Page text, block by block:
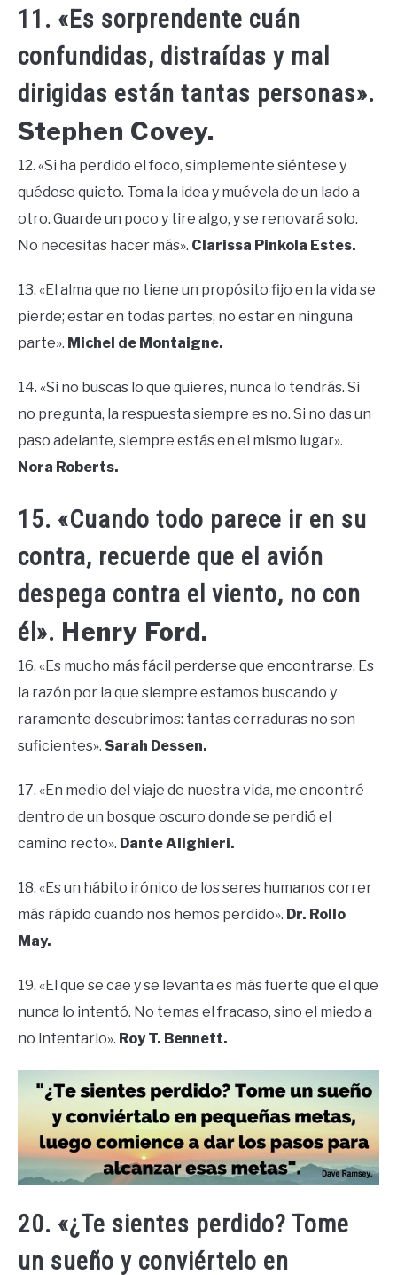
11. «Es sorprendente cuán
confundidas, distraídas y mal
dirigidas están tantas personas».
Stephen Covey.
12. «Si ha perdido el foco, simplemente siéntese y
quédese quieto. Toma la idea y muévela de un lado a
otro. Guarde un poco y tire algo, y se renovará solo.
No necesitas hacer más». Clarissa Pinkola Estes.
13. «El alma que no tiene un propósito fijo en la vida se
pierde; estar en todas partes, no estar en ninguna
parte». Michel de Montaigne.
14. «Si no buscas lo que quieres, nunca lo tendrás. Si
no pregunta, la respuesta siempre es no. Si no das un
paso adelante, siempre estás en el mismo lugar».
Nora Roberts.
15. «Cuando todo parece ir en su
contra, recuerde que el avión
despega contra el viento, no con
él». Henry Ford.
16. «Es mucho más fácil perderse que encontrarse. Es
la razón por la que siempre estamos buscando y
raramente descubrimos: tantas cerraduras no son
suficientes». Sarah Dessen.
17. «En medio del viaje de nuestra vida, me encontré
dentro de un bosque oscuro donde se perdió el
camino recto». Dante Alighieri.
18. «Es un hábito irónico de los seres humanos correr
más rápido cuando nos hemos perdido». Dr. Rollo
May.
19. «El que se cae y se levanta es más fuerte que el que
nunca lo intentó. No temas el fracaso, sino el miedo a
no intentarlo». Roy T. Bennett.
20. «¿Te sientes perdido? Tome
un sueño y conviértelo en